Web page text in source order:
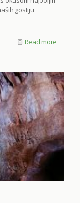
gostiju
Read more